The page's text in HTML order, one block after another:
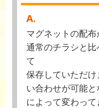
A.
マグネットの配
通常のチラシと
て
保存していただ
い合わせが可能
によって変わっ